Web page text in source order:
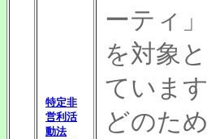
特定非
営利活
動法
ーティ
を対象
ていま
どのた